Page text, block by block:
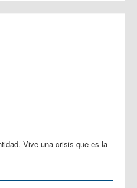
Vive una crisis que es la